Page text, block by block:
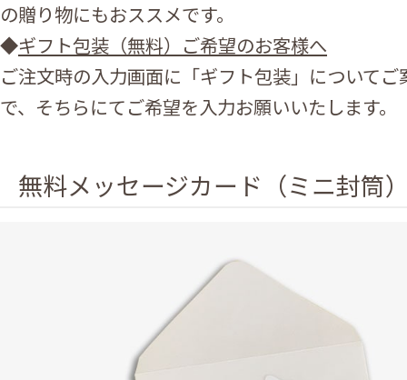
の贈り物にもおススメです。
◆ギフト包装（無料）ご希望のお客様へ
ご注文時の入力画面に「ギフト包装」について
で、そちらにてご希望を入力お願いいたします。
無料メッセージカード（ミニ封筒